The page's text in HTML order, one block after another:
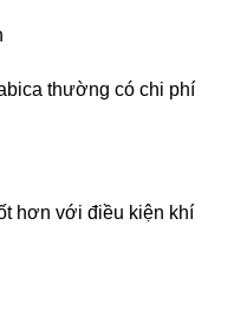
thường có chi phí
hơn với điều kiện khí